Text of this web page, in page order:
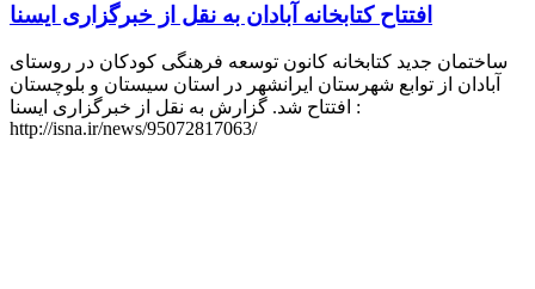
افتتاح کتابخانه آبادان به نقل از خبرگزاری ایسنا
ساختمان جدید کتابخانه کانون توسعه فرهنگی کودکان در روستای
آبادان از توابع شهرستان ایرانشهر در استان سیستان و بلوچستان
افتتاح شد. گزارش به نقل از خبرگزاری ایسنا :
http://isna.ir/news/95072817063/